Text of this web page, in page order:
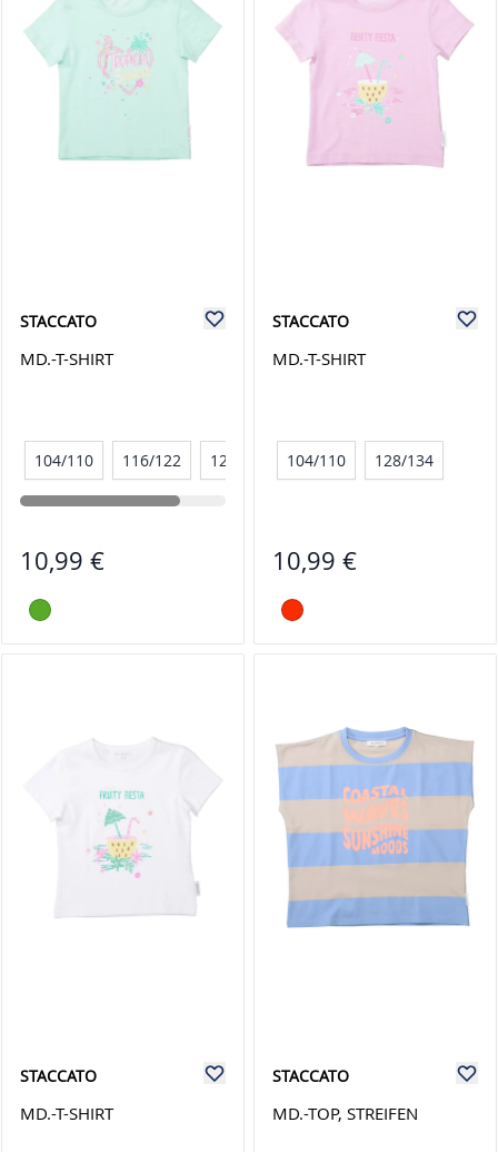
STACCATO
MD.-T-SHIRT
104/110 116/122 128/134
10,99 €
STACCATO
MD.-T-SHIRT
104/110 128/134
10,99 €
STACCATO
MD.-T-SHIRT
STACCATO
MD.-TOP, STREIFEN